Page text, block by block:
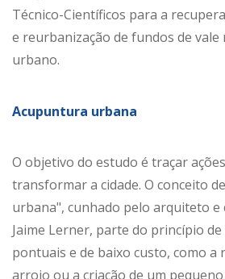
Técnico-Científicos para a
e reurbanização de fundos de
urbano.
Acupuntura urbana
O objetivo do estudo é traçar
transformar a cidade. O conceito
urbana", cunhado pelo arquiteto
Jaime Lerner, parte do princípio
pontuais e de baixo custo, como a
arroio ou a criação de um